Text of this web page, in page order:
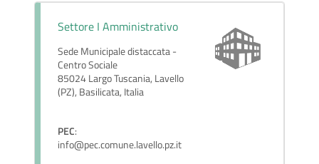
Settore I Amministrativo
Sede Municipale distaccata -
Centro Sociale
85024 Largo Tuscania, Lavello
(PZ), Basilicata, Italia
PEC:
info@pec.comune.lavello.pz.it